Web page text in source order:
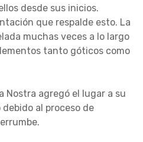
desde sus inicios.
que respalde esto. La
muchas veces a lo largo
tanto góticos como
Nostra agregó el lugar a su
al proceso de